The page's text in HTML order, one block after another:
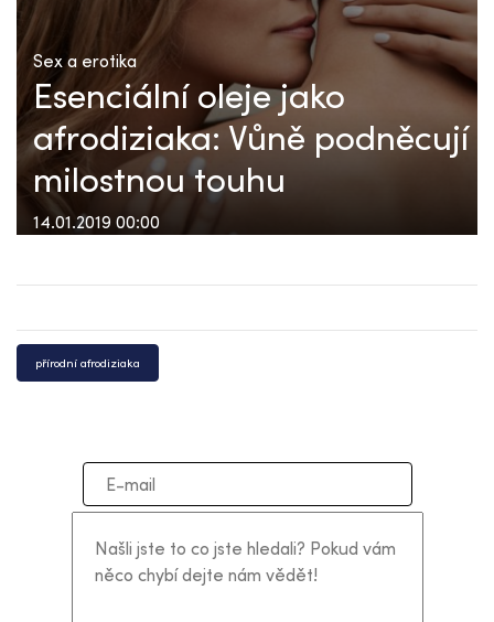
Sex a erotika
Esenciální oleje jako
afrodiziaka: Vůně podněcují
milostnou touhu
14.01.2019 00:00
přírodní afrodiziaka